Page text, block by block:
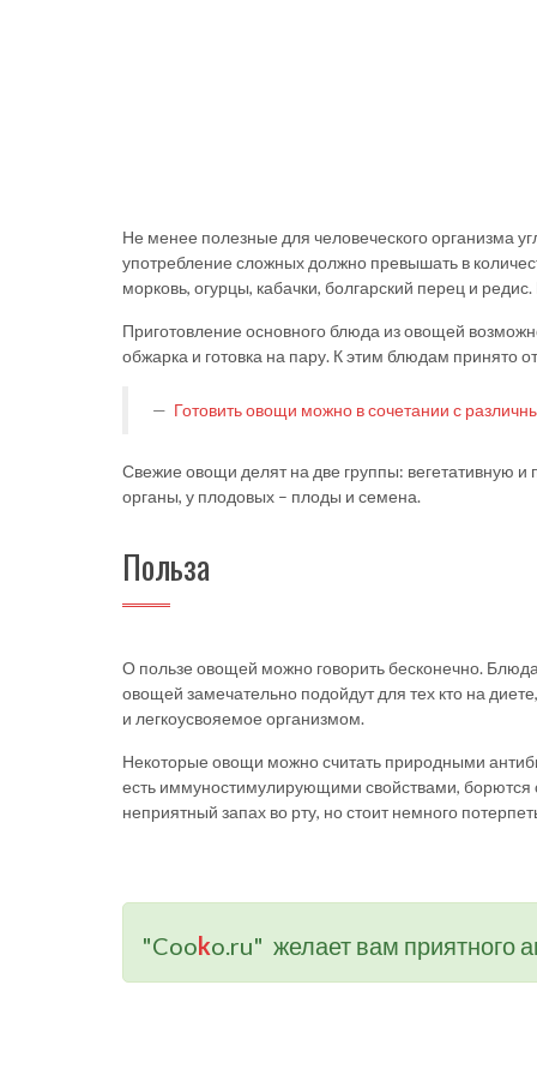
Не менее полезные для человеческого организма
употребление сложных должно превышать в
морковь, огурцы, кабачки, болгарский перец и
Приготовление основного блюда из овощей
обжарка и готовка на пару. К этим блюдам принято
Готовить овощи можно в сочетании с
Свежие овощи делят на две группы: вегетативную и
органы, у плодовых – плоды и семена.
Польза
О пользе овощей можно говорить бесконечно.
овощей замечательно подойдут для тех кто на
и легкоусвояемое организмом.
Некоторые овощи можно считать природными
есть иммуностимулирующими свойствами, борются с
неприятный запах во рту, но стоит немного
"Cooko.ru" желает вам приятного